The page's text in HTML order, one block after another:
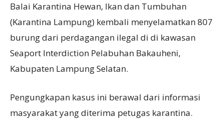
Balai Karantina Hewan, Ikan dan Tumbuhan
(Karantina Lampung) kembali menyelamatkan 807
burung dari perdagangan ilegal di di kawasan
Seaport Interdiction Pelabuhan Bakauheni,
Kabupaten Lampung Selatan.
Pengungkapan kasus ini berawal dari informasi
masyarakat yang diterima petugas karantina.